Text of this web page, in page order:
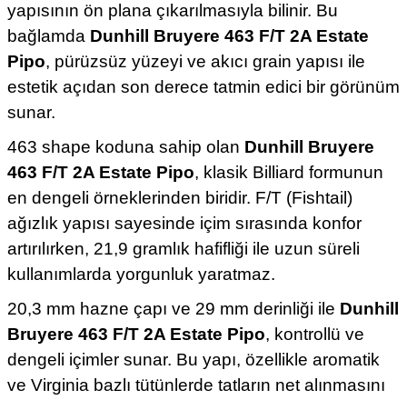
yapısının ön plana çıkarılmasıyla bilinir. Bu
bağlamda Dunhill Bruyere 463 F/T 2A Estate
Pipo, pürüzsüz yüzeyi ve akıcı grain yapısı ile
estetik açıdan son derece tatmin edici bir görünüm
sunar.
463 shape koduna sahip olan Dunhill Bruyere
463 F/T 2A Estate Pipo, klasik Billiard formunun
en dengeli örneklerinden biridir. F/T (Fishtail)
ağızlık yapısı sayesinde içim sırasında konfor
artırılırken, 21,9 gramlık hafifliği ile uzun süreli
kullanımlarda yorgunluk yaratmaz.
20,3 mm hazne çapı ve 29 mm derinliği ile Dunhill
Bruyere 463 F/T 2A Estate Pipo, kontrollü ve
dengeli içimler sunar. Bu yapı, özellikle aromatik
ve Virginia bazlı tütünlerde tatların net alınmasını